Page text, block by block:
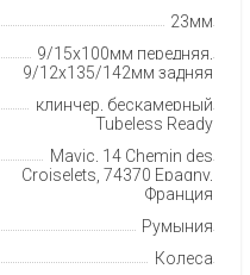
23мм
9/15х100мм передняя,
9/12х135/142мм задняя
клинчер, бескамерный
Tubeless Ready
Mavic, 14 Chemin des
Croiselets, 74370 Epagny,
Франция
Румыния
Колеса